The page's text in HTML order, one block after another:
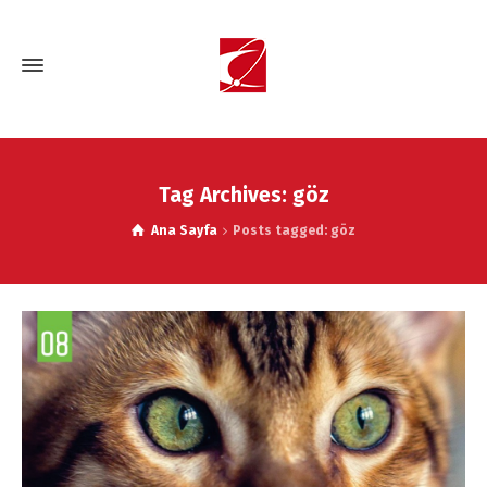
Tag Archives: göz
Ana Sayfa Posts tagged: göz